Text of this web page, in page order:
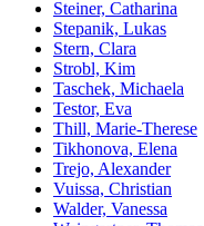
Steiner, Catharina
Stepanik, Lukas
Stern, Clara
Strobl, Kim
Taschek, Michaela
Testor, Eva
Thill, Marie-Therese
Tikhonova, Elena
Trejo, Alexander
Vuissa, Christian
Walder, Vanessa